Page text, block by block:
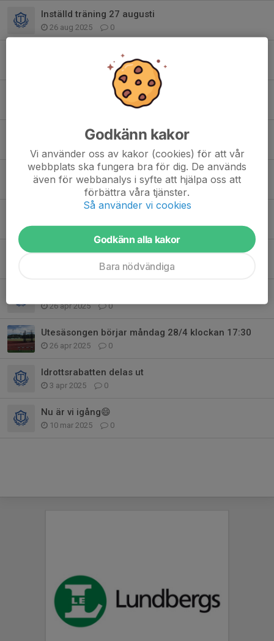
Inställd träning 27 augusti
26 aug 2025 0
Tjalvespelen - funktionärer!
0
Resultattävling flyttad till 9/7
Resultattävling 2/7 för 11/12, 13 och 14
USM -JSM 29-31 augusti. Funktionärer behövs !
23 jun 2025 0
12 jun 2025 0
Himmelstadlundsloppet
5
26 apr 2025 0
Utesäsongen börjar måndag 28/4 klockan 17:30
26 apr 2025 0
Idrottsrabatten delas ut
3 apr 2025 0
Nu är vi igång😄
10 mar 2025 0
Godkänn kakor
Vi använder oss av kakor (cookies) för att vår
webbplats ska fungera bra för dig. De används
även för webbanalys i syfte att hjälpa oss att
förbättra våra tjänster.
Så använder vi cookies
Godkänn alla kakor
Bara nödvändiga